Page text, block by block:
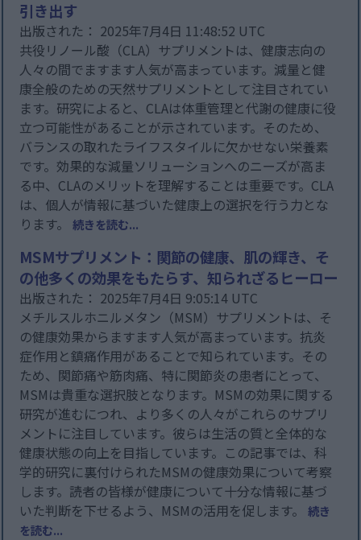
引き出す
出版された： 2025年7月4日 11:48:52 UTC
共役リノール酸（CLA）サプリメントは、健康志向の
人々の間でますます人気が高まっています。減量と健
康全般のための天然サプリメントとして注目されてい
ます。研究によると、CLAは体重管理と代謝の健康に役
立つ可能性があることが示されています。そのため、
バランスの取れたライフスタイルに欠かせない栄養素
です。効果的な減量ソリューションへのニーズが高ま
る中、CLAのメリットを理解することは重要です。CLA
は、個人が情報に基づいた健康上の選択を行う力とな
ります。続きを読む...
MSMサプリメント：関節の健康、肌の輝き、そ
の他多くの効果をもたらす、知られざるヒーロー
出版された： 2025年7月4日 9:05:14 UTC
メチルスルホニルメタン（MSM）サプリメントは、そ
の健康効果からますます人気が高まっています。抗炎
症作用と鎮痛作用があることで知られています。その
ため、関節痛や筋肉痛、特に関節炎の患者にとって、
MSMは貴重な選択肢となります。MSMの効果に関する
研究が進むにつれ、より多くの人々がこれらのサプリ
メントに注目しています。彼らは生活の質と全体的な
健康状態の向上を目指しています。この記事では、科
学的研究に裏付けられたMSMの健康効果について考察
します。読者の皆様が健康について十分な情報に基づ
いた判断を下せるよう、MSMの活用を促します。続き
を読む...